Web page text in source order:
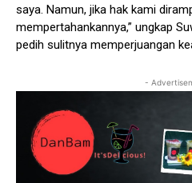
saya. Namun, jika hak kami
mempertahankannya,” ungkap
pedih sulitnya memperjuangan
-